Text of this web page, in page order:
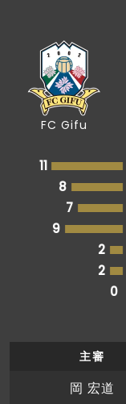
本
こ
シ
0' 松
後半
3'
菊
後半
7'
後半
8'
FC Gifu
11
8
7
9
2
2
0
主審
岡 宏道